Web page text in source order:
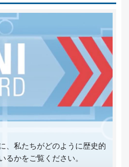
、私たちがどのように歴史的
るかをご覧ください。